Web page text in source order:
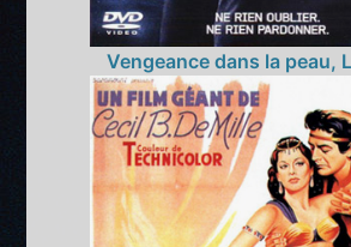
Vengeance dans la peau,